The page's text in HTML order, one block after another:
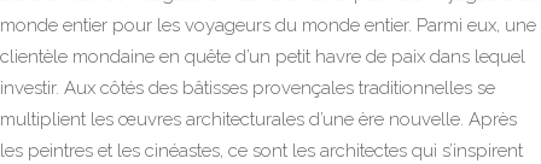
monde entier pour les voyageurs du monde entier. Parmi eux, une
clientèle mondaine en quête d’un petit havre de paix dans lequel
investir. Aux côtés des bâtisses provençales traditionnelles se
multiplient les œuvres architecturales d’une ère nouvelle. Après
les peintres et les cinéastes, ce sont les architectes qui s’inspirent